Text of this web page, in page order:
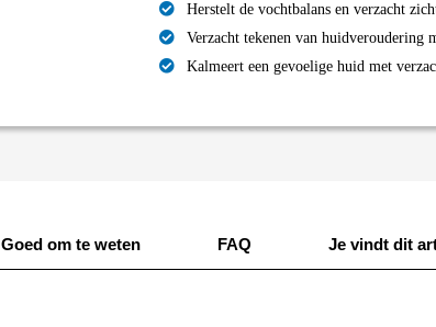
Herstelt de vochtbalans en verzacht
Verzacht tekenen van huidveroudering
Kalmeert een gevoelige huid met
Goed om te weten FAQ Je vindt dit